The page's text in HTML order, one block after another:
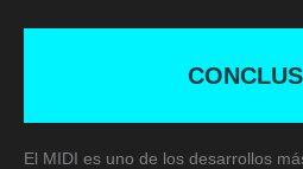
El MIDI es uno de los desarrollos